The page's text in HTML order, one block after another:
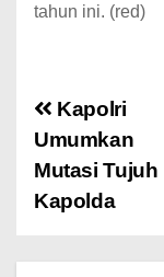
tahun ini. (red)
Kapolri
Umumkan
Mutasi Tujuh
Kapolda